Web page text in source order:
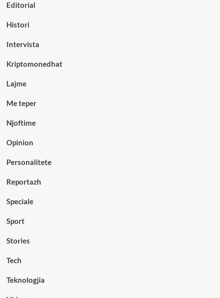
Editorial
Histori
Intervista
Kriptomonedhat
Lajme
Me teper
Njoftime
Opinion
Personalitete
Reportazh
Speciale
Sport
Stories
Tech
Teknologjia